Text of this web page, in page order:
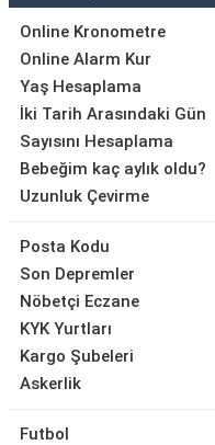
Online Kronometre
Online Alarm Kur
Yaş Hesaplama
İki Tarih Arasındaki Gün
Sayısını Hesaplama
Bebeğim kaç aylık oldu?
Uzunluk Çevirme
Posta Kodu
Son Depremler
Nöbetçi Eczane
KYK Yurtları
Kargo Şubeleri
Askerlik
Futbol